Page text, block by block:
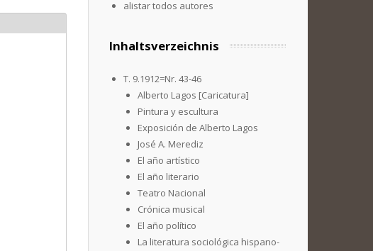
alistar todos autores
Inhaltsverzeichnis
T. 9.1912=Nr. 43-46
Alberto Lagos [Caricatura]
Pintura y escultura
Exposición de Alberto Lagos
José A. Merediz
El año artístico
El año literario
Teatro Nacional
Crónica musical
El año político
La literatura sociológica hispano-